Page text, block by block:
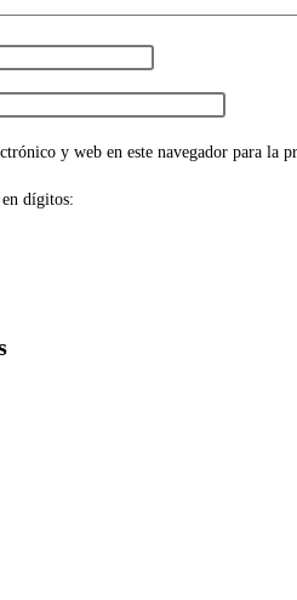
y web en este navegador para la
dígitos: